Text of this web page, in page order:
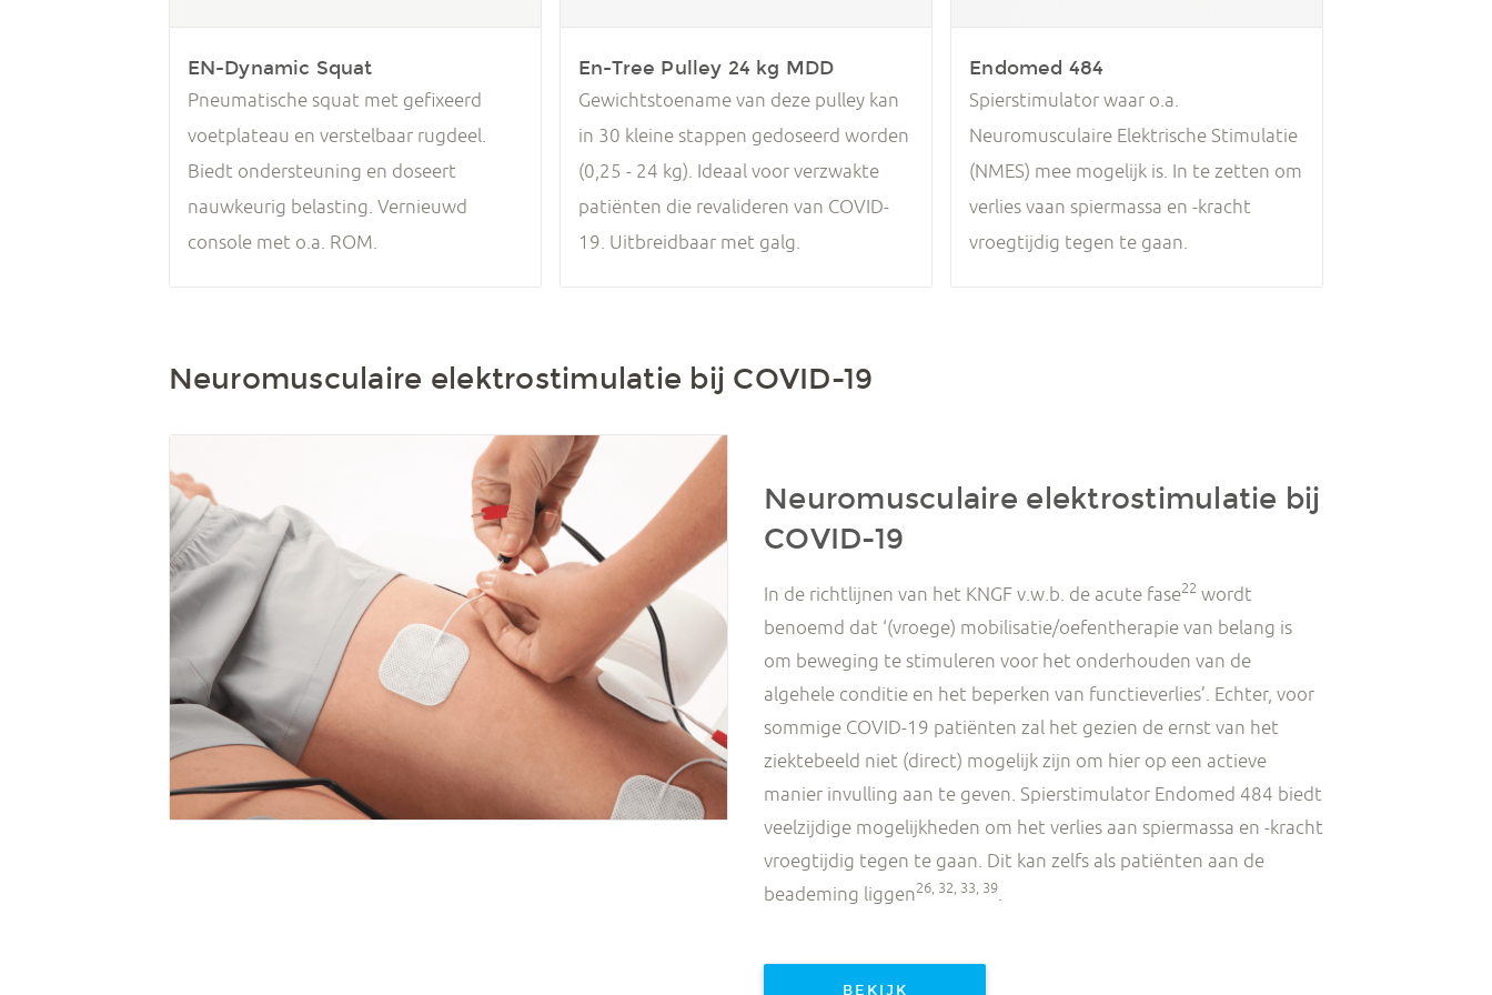
EN-Dynamic Squat
Pneumatische squat met gefixeerd
voetplateau en verstelbaar rugdeel.
Biedt ondersteuning en doseert
nauwkeurig belasting. Vernieuwd
console met o.a. ROM.
En-Tree Pulley 24 kg MDD
Gewichtstoename van deze pulley kan
in 30 kleine stappen gedoseerd worden
(0,25 - 24 kg). Ideaal voor verzwakte
patiënten die revalideren van COVID-
19. Uitbreidbaar met galg.
Endomed 484
Spierstimulator waar o.a.
Neuromusculaire Elektrische Stimulatie
(NMES) mee mogelijk is. In te zetten om
verlies vaan spiermassa en -kracht
vroegtijdig tegen te gaan.
Neuromusculaire elektrostimulatie bij COVID-19
Neuromusculaire elektrostimulatie bij
COVID-19
In de richtlijnen van het KNGF v.w.b. de acute fase22 wordt
benoemd dat ‘(vroege) mobilisatie/oefentherapie van belang is
om beweging te stimuleren voor het onderhouden van de
algehele conditie en het beperken van functieverlies’. Echter, voor
sommige COVID-19 patiënten zal het gezien de ernst van het
ziektebeeld niet (direct) mogelijk zijn om hier op een actieve
manier invulling aan te geven. Spierstimulator Endomed 484 biedt
veelzijdige mogelijkheden om het verlies aan spiermassa en -kracht
vroegtijdig tegen te gaan. Dit kan zelfs als patiënten aan de
beademing liggen26, 32, 33, 39
BEKIJK